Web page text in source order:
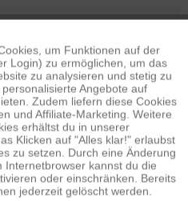
und diskutieren...mehr
ähnlich ...mehr
Aktiv
Inaktiv
Inaktiv
Inaktiv
um Funktionen auf der
Login) zu ermöglichen, um das
zu analysieren und stetig zu
Angebote auf
Zudem liefern diese Cookies
und Affiliate-Marketing. Weitere
erhältst du in unserer
Klicken auf "Alles klar!" erlaubst
zu setzen. Durch eine Änderung
Internetbrowser kannst du die
oder einschränken. Bereits
jederzeit gelöscht werden.